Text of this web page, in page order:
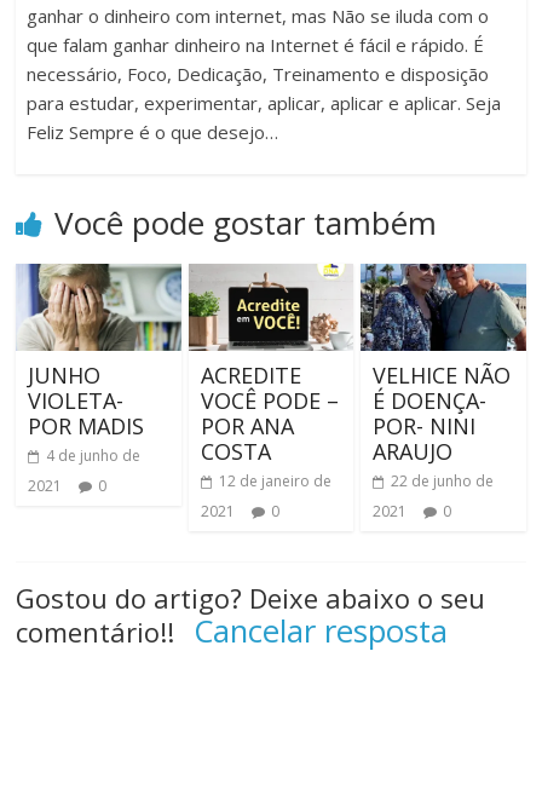
ganhar o dinheiro com internet, mas Não se iluda com o
que falam ganhar dinheiro na Internet é fácil e rápido. É
necessário, Foco, Dedicação, Treinamento e disposição
para estudar, experimentar, aplicar, aplicar e aplicar. Seja
Feliz Sempre é o que desejo…
Você pode gostar também
JUNHO
VIOLETA-
POR MADIS
4 de junho de
2021
0
ACREDITE
VOCÊ PODE –
POR ANA
COSTA
12 de janeiro de
2021
0
VELHICE NÃO
É DOENÇA-
POR- NINI
ARAUJO
22 de junho de
2021
0
Gostou do artigo? Deixe abaixo o seu
comentário!!
Cancelar resposta